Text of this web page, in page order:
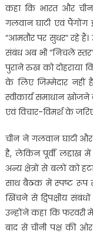
कहा कि भारत और
गलवान घाटी एवं पैंगोंग
”आमतौर पर सुधर” रहे
संबंध अब भी ”निचले
पुराने रुख को दोहराया
के लिए जिम्मेदार नहीं
स्वीकार्य समाधान खोजने
एवं विचार-विमर्श के
चीन ने गलवान घाटी
है, लेकिन पूर्वी लद्दाख
अन्य क्षेत्रों से बलों को
साथ बैठक में स्पष्ट रूप से
खिंचने से द्विपक्षीय
उन्होंने कहा कि फरवरी
बाद से चीनी पक्ष की